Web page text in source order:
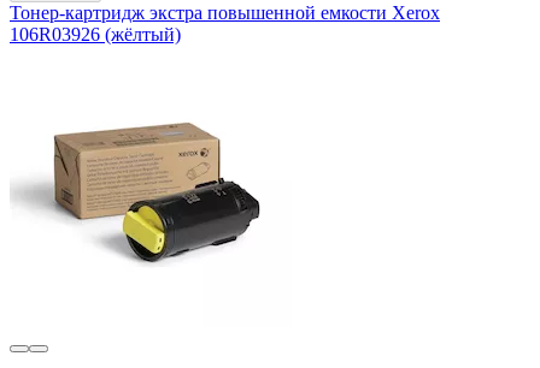
Тонер-картридж экстра повышенной емкости Xerox
106R03926 (жёлтый)